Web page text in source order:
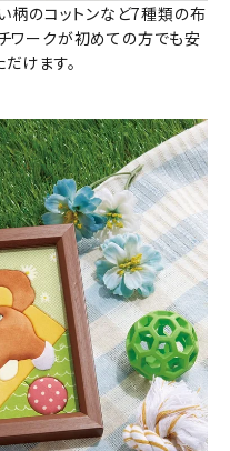
柄のコットンなど7種類の布
ワークが初めての方でも安
けます。